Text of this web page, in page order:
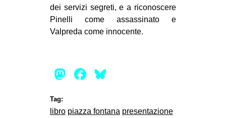
MONDO
EVENTI
dei servizi segreti, e a riconoscere
Pinelli come assassinato e
Valpreda come innocente.
Mastodon
Facebook
Tag:
libro piazza fontana presentazione